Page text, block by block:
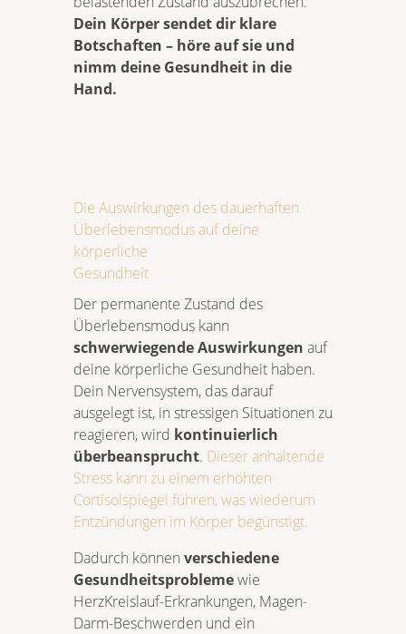
Dein Körper sendet dir klare
Botschaften – höre auf sie und
nimm deine Gesundheit in die
Hand.
Die Auswirkungen des dauerhaften
Überlebensmodus auf deine
körperliche
Gesundheit
Der permanente Zustand des
Überlebensmodus kann
schwerwiegende Auswirkungen auf
deine körperliche Gesundheit haben.
Dein Nervensystem, das darauf
ausgelegt ist, in stressigen Situationen zu
reagieren, wird kontinuierlich
überbeansprucht. Dieser anhaltende
Stress kann zu einem erhöhten
Cortisolspiegel führen, was wiederum
Entzündungen im Körper begünstigt.
Dadurch können verschiedene
Gesundheitsproblemewie
HerzKreislauf-Erkrankungen, Magen-
Darm-Beschwerden und ein